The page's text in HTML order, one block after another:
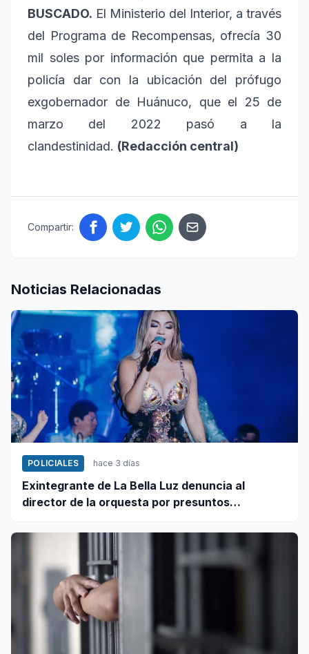
BUSCADO. El Ministerio del Interior, a través
del Programa de Recompensas, ofrecía 30
mil soles por información que permita a la
policía dar con la ubicación del prófugo
exgobernador de Huánuco, que el 25 de
marzo del 2022 pasó a la
clandestinidad. (Redacción central)
Compartir:
Noticias Relacionadas
POLICIALES hace 3 días
Exintegrante de La Bella Luz denuncia al
director de la orquesta por presuntos